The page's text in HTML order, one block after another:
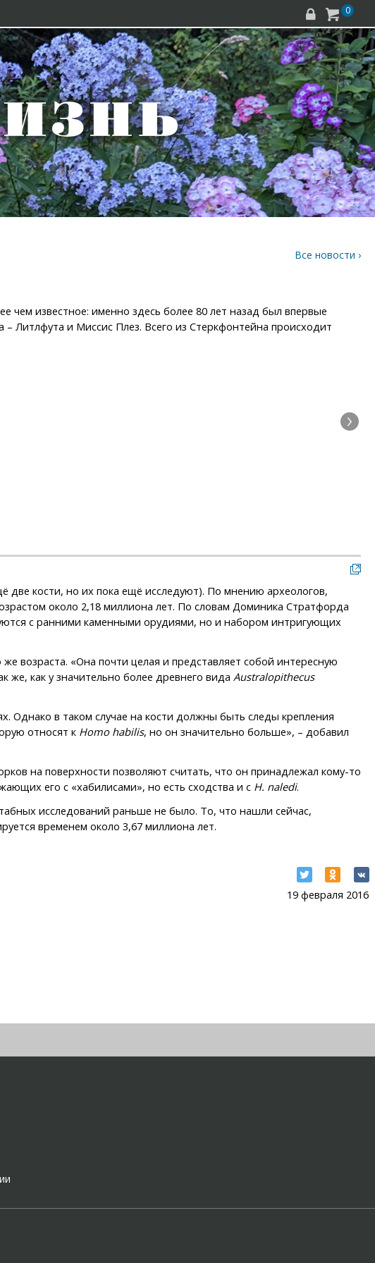
  0
Все новости ›
известное: именно здесь более 80 лет назад был впервые
Литлфута и Миссис Плез. Всего из Стеркфонтейна происходит
две кости, но их пока ещё исследуют). По мнению археологов,
около 2,18 миллиона лет. По словам Доминика Стратфорда
с ранними каменными орудиями, но и набором интригующих
возраста. «Она почти целая и представляет собой интересную
же, как у значительно более древнего вида Australopithecus
Однако в таком случае на кости должны быть следы крепления
относят к Homo habilis, но он значительно больше», – добавил
на поверхности позволяют считать, что он принадлежал кому-то
его с «хабилисами», но есть сходства и с H. naledi.
исследований раньше не было. То, что нашли сейчас,
временем около 3,67 миллиона лет.
19 февраля 2016